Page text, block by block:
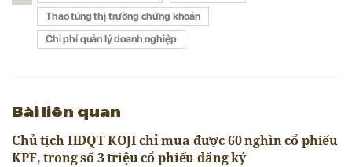
Thao túng thị trường chứng khoán
Chi phí quản lý doanh nghiệp
Bài liên quan
Chủ tịch HĐQT KOJI chỉ mua được 60 nghìn cổ phiếu
KPF, trong số 3 triệu cổ phiếu đăng ký